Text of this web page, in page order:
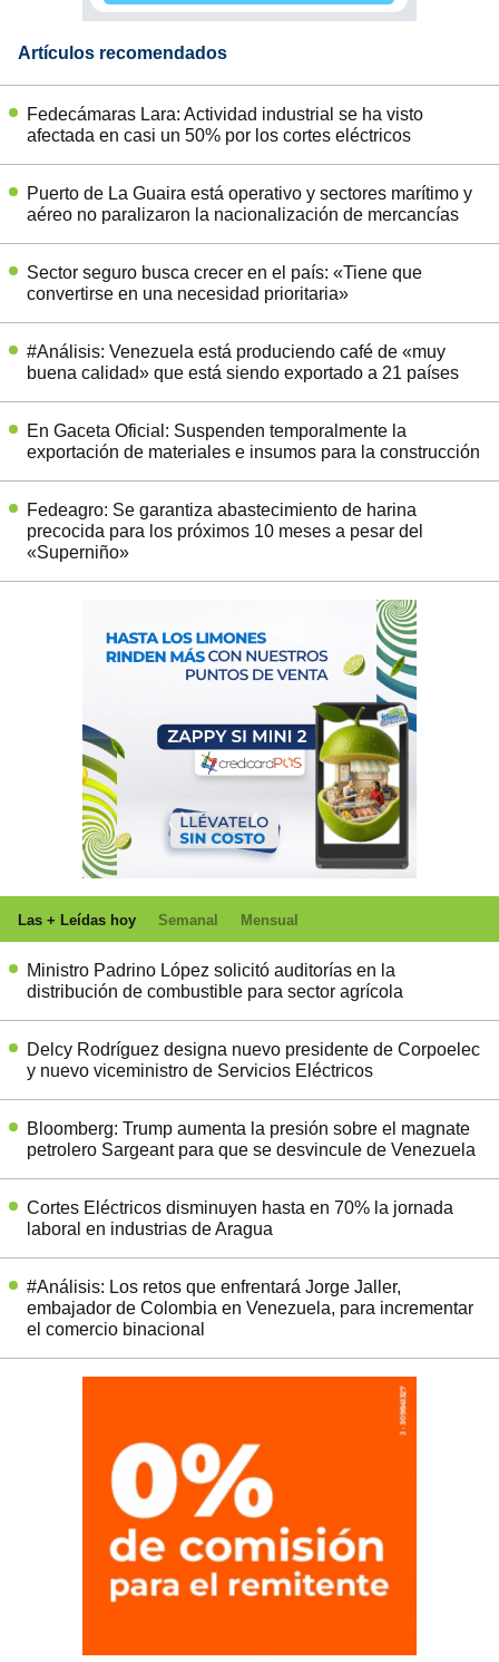
Artículos recomendados
Fedecámaras Lara: Actividad industrial se ha visto
afectada en casi un 50% por los cortes eléctricos
Puerto de La Guaira está operativo y sectores marítimo y
aéreo no paralizaron la nacionalización de mercancías
Sector seguro busca crecer en el país: «Tiene que
convertirse en una necesidad prioritaria»
#Análisis: Venezuela está produciendo café de «muy
buena calidad» que está siendo exportado a 21 países
En Gaceta Oficial: Suspenden temporalmente la
exportación de materiales e insumos para la construcción
Fedeagro: Se garantiza abastecimiento de harina
precocida para los próximos 10 meses a pesar del
«Superniño»
Las + Leídas hoy Semanal Mensual
Ministro Padrino López solicitó auditorías en la
distribución de combustible para sector agrícola
Delcy Rodríguez designa nuevo presidente de Corpoelec
y nuevo viceministro de Servicios Eléctricos
Bloomberg: Trump aumenta la presión sobre el magnate
petrolero Sargeant para que se desvincule de Venezuela
Cortes Eléctricos disminuyen hasta en 70% la jornada
laboral en industrias de Aragua
#Análisis: Los retos que enfrentará Jorge Jaller,
embajador de Colombia en Venezuela, para incrementar
el comercio binacional